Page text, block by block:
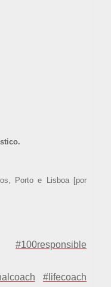
Porto e Lisboa [por
#100responsible
# lifecoach